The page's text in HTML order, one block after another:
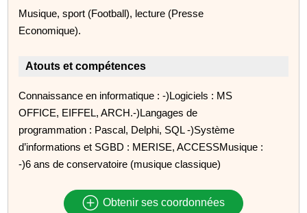
Musique, sport (Football), lecture (Presse
Economique).
Atouts et compétences
Connaissance en informatique : -)Logiciels : MS
OFFICE, EIFFEL, ARCH.-)Langages de
programmation : Pascal, Delphi, SQL -)Système
d’informations et SGBD : MERISE, ACCESSMusique :
-)6 ans de conservatoire (musique classique)
Obtenir ses coordonnées